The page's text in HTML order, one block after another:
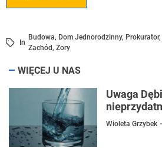
In
Budowa, Dom Jednorodzinny, Prokurator,
Zachód, Żory
WIĘCEJ U NAS
Uwaga
Wioleta Grzybek